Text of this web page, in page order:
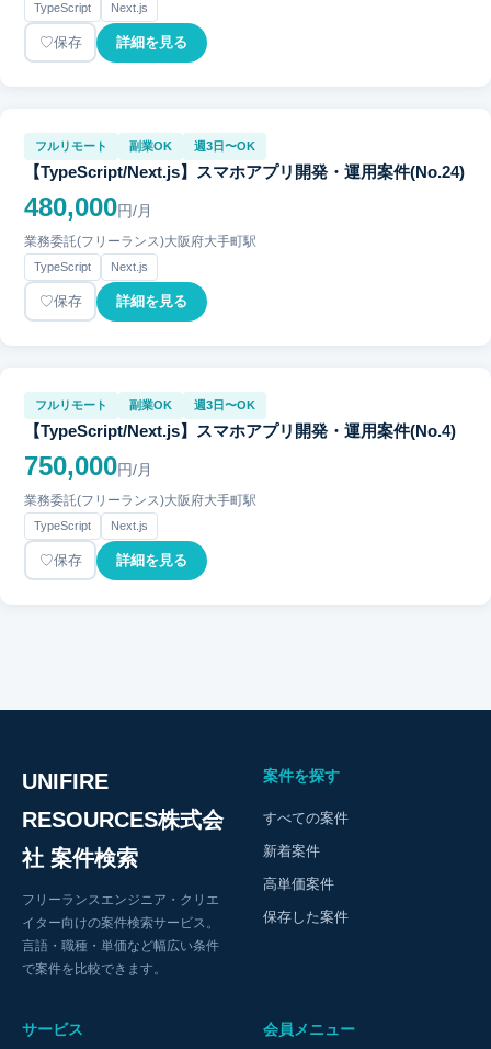
TypeScript Next.js
保存 詳細を見る
フルリモート 副業OK 週3日〜OK
【TypeScript/Next.js】スマホアプリ開発・運用案件(No.24)
480,000円/月
業務委託(フリーランス)大阪府大手町駅
TypeScript Next.js
保存 詳細を見る
フルリモート 副業OK 週3日〜OK
【TypeScript/Next.js】スマホアプリ開発・運用案件(No.4)
750,000円/月
業務委託(フリーランス)大阪府大手町駅
TypeScript Next.js
保存 詳細を見る
UNIFIRE
RESOURCES株式会
社 案件検索
フリーランスエンジニア・クリエ
イター向けの案件検索サービス。
言語・職種・単価など幅広い条件
で案件を比較できます。
案件を探す
すべての案件
新着案件
高単価案件
保存した案件
サービス 会員メニュー